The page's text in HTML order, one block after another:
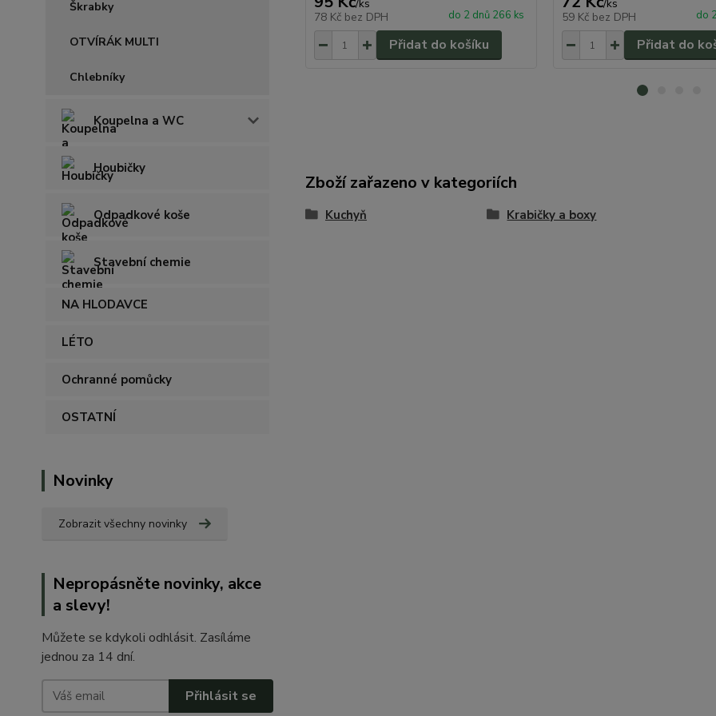
Škrabky
OTVÍRÁK MULTI
Chlebníky
Koupelna a WC
Houbičky
Odpadkové koše
Stavební chemie
NA HLODAVCE
LÉTO
Ochranné pomůcky
OSTATNÍ
Novinky
Zobrazit všechny novinky
Nepropásněte novinky, akce
a slevy!
Můžete se kdykoli odhlásit. Zasíláme
jednou za 14 dní.
Přihlásit se
/ks
78 Kč bez DPH do 2 dnů 266 ks
Přidat do košíku
/ks
59 Kč bez DPH do
Přidat do
Zboží zařazeno v kategoriích
Kuchyň Krabičky a boxy